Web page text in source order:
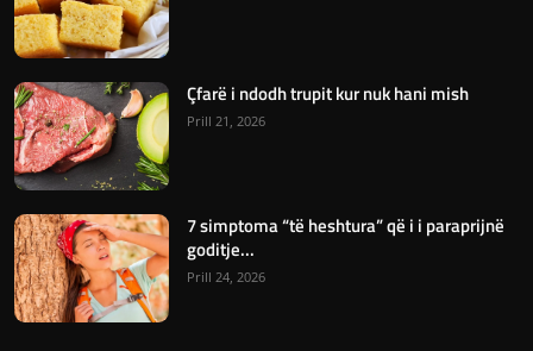
Çfarë i ndodh trupit kur nuk hani mish
Prill 21, 2026
7 simptoma “të heshtura” që i i paraprijnë
goditje...
Prill 24, 2026